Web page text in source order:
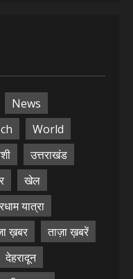
News
World
उत्तराखंड
खेल
यात्रा
ख़बर
ताज़ा ख़बरें
देहरादून